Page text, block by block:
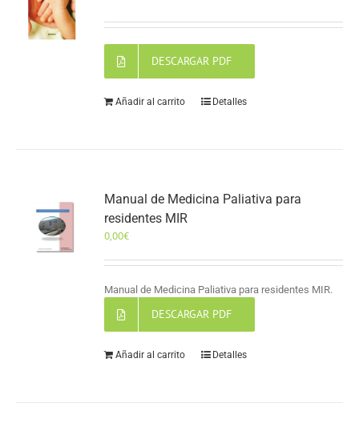
DESCARGAR PDF
Añadir al carrito Detalles
Manual de Medicina Paliativa para
residentes MIR
0,00€
Manual de Medicina Paliativa para residentes MIR.
DESCARGAR PDF
Añadir al carrito Detalles